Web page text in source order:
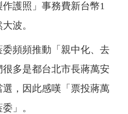
護照」事務費新台幣1
波。
頻頻推動「親中化、去
多是都台北市長蔣萬安
，因此感嘆「票投蔣萬
」。